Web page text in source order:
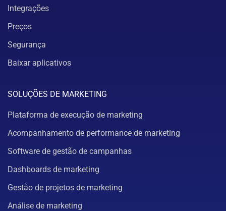
Integrações
Preços
Segurança
Baixar aplicativos
SOLUÇÕES DE MARKETING
Plataforma de execução de marketing
Acompanhamento de performance de marketing
Software de gestão de campanhas
Dashboards de marketing
Gestão de projetos de marketing
Análise de marketing